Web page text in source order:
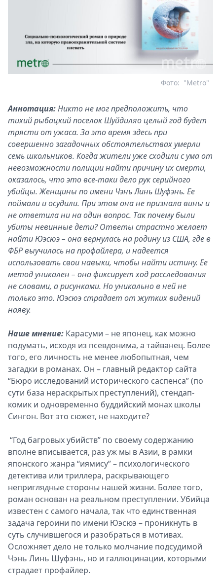
"Metro"
Фото:
Аннотация:Никто не мог предположить, что
тихий рыбацкий поселок Шуйдиляо целый год будет
трясти от ужаса. За это время здесь при
совершенно загадочных обстоятельствах умерли
семь школьников. Когда жители уже сходили с ума от
невозможности полиции найти причину их смерти,
оказалось, что это все-таки дело рук серийного
убийцы. Женщины по имени Чэнь Линь Шуфэнь. Ее
поймали и осудили. При этом она не признала вины и
не ответила ни на один вопрос. Так почему были
убиты невинные дети? Ответы страстно желает
найти Юэсюэ – она вернулась на родину из США, где в
ФБР выучилась на профайлера, и надеется
использовать свои навыки, чтобы найти истину. Ее
метод уникален – она фиксирует ход расследования
не словами, а рисунками. Но уникально в ней не
только это. Юэсюэ страдает от жутких видений
наяву.
Наше мнение: Карасуми – не японец, как можно
подумать, исходя из псевдонима, а тайванец. Более
того, его личность не менее любопытная, чем
загадки в романах. Он – главный редактор сайта
“Бюро исследований исторического саспенса” (по
сути база нераскрытых преступлений), стендап-
комик и одновременно буддийский монах школы
Сингон. Вот это сюжет, не находите?
“Год багровых убийств” по своему содержанию
вполне вписывается, раз уж мы в Азии, в рамки
японского жанра “иямису” – психологического
детектива или триллера, раскрывающего
неприглядные стороны нашей жизни. Более того,
роман основан на реальном преступлении. Убийца
известен с самого начала, так что единственная
задача героини по имени Юэсюэ – проникнуть в
суть случившегося и разобраться в мотивах.
Осложняет дело не только молчание подсудимой
Чэнь Линь Шуфэнь, но и галлюцинации, которыми
страдает профайлер.